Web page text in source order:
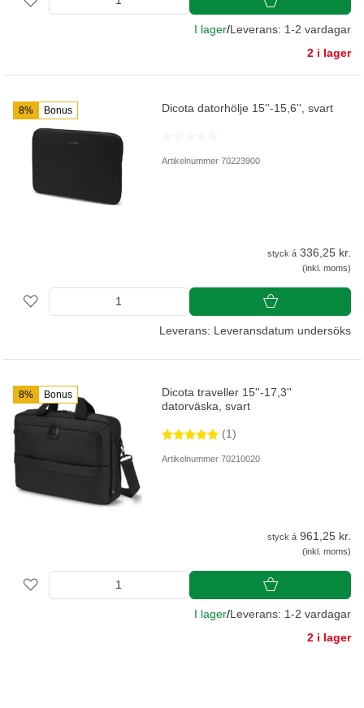
I lager/Leverans: 1-2 vardagar
2 i lager
8% Bonus Dicota datorhölje 15''-15,6'', svart
Artikelnummer 70223900
styck á 336,25 kr.
(inkl. moms)
Leverans: Leveransdatum undersöks
8% Bonus
Dicota traveller 15''-17,3''
datorväska, svart
(1)
Artikelnummer 70210020
styck á 961,25 kr.
(inkl. moms)
I lager/Leverans: 1-2 vardagar
2 i lager